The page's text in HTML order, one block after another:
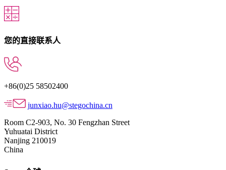
您的直接联系人
+86(0)25 58502400
junxiao.hu@stegochina.cn
Room C2-903, No. 30 Fengzhan Street
Yuhuatai District
Nanjing 210019
China